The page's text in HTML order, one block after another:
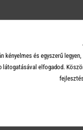
A
kényelmes és egyszerű
elfogadod.